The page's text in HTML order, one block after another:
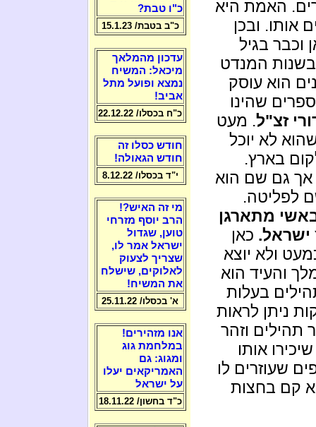
האמת היא
אותו. ובכן
שנים באיראן וכבר בגיל
בשנות המנדט
הוא עוסק
שהינו
זצ"ל. מעט
לא יוכל
בארץ.
אך גם שם הוא
לפליטה.
מתארגן
ישראל. כאן
ולא יוצא
והעיד הוא
בעלות
ניתן לראות
תהילים וזהר
אותו
שעוזרים לו
קם בחצות
כ"ו טבת?
כ"ב בטבת/ 15.1.23
עדכון מהמלאך
מיכאל: המשיח
נמצא ופועל מתל
אביב!
כ"ח בכסלו/ 22.12.22
חודש כסלו זה
חודש הגאולה!
י"ד בכסלו/ 8.12.22
מי זה האיש?!
הרב יוסף מזרחי
טוען, שגדול
ישראל אמר לו,
שצריך לצעוק
לאלוקים, שישלח
את המשיח!
א' בכסלו/ 25.11.22
אנו מזהירים!
במלחמת גוג
ומגוג: גם
האמריקאים יעלו
על ישראל
כ"ד בחשון/ 18.11.22